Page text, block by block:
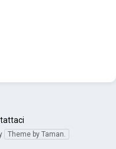
Theme by Taman.